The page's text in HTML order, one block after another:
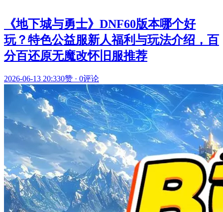
《地下城与勇士》DNF60版本哪个好
玩？特色公益服新人福利与玩法介绍，百
分百还原无魔改怀旧服推荐
2026-06-13 20:330赞 · 0评论